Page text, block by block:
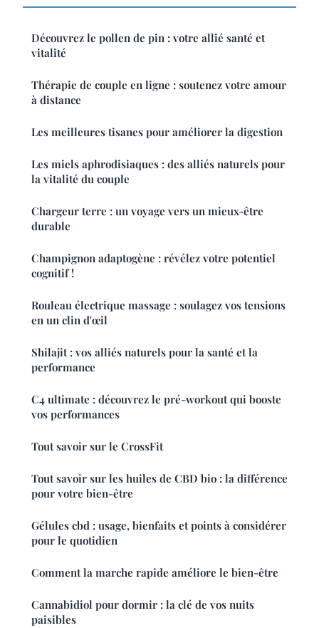
Découvrez le pollen de pin : votre allié santé et
vitalité
Thérapie de couple en ligne : soutenez votre amour
à distance
Les meilleures tisanes pour améliorer la digestion
Les miels aphrodisiaques : des alliés naturels pour
la vitalité du couple
Chargeur terre : un voyage vers un mieux-être
durable
Champignon adaptogène : révélez votre potentiel
cognitif !
Rouleau électrique massage : soulagez vos tensions
en un clin d'œil
Shilajit : vos alliés naturels pour la santé et la
performance
C4 ultimate : découvrez le pré-workout qui booste
vos performances
Tout savoir sur le CrossFit
Tout savoir sur les huiles de CBD bio : la différence
pour votre bien-être
Gélules cbd : usage, bienfaits et points à considérer
pour le quotidien
Comment la marche rapide améliore le bien-être
Cannabidiol pour dormir : la clé de vos nuits
paisibles